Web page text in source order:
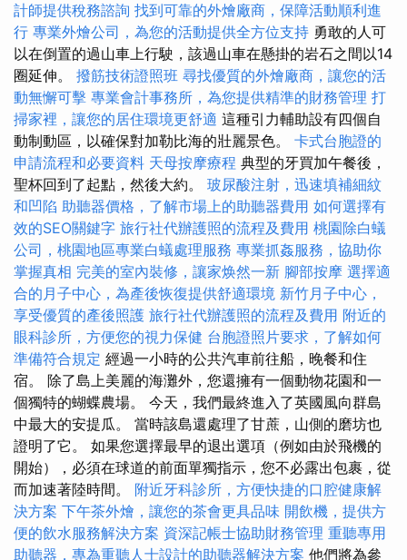
計師提供稅務諮詢 找到可靠的外燴廠商，保障活動順利進
行 專業外燴公司，為您的活動提供全方位支持 勇敢的人可
以在倒置的過山車上行駛，該過山車在懸掛的岩石之間以14
圈延伸。 撥筋技術證照班 尋找優質的外燴廠商，讓您的活
動無懈可擊 專業會計事務所，為您提供精準的財務管理 打
掃家裡，讓您的居住環境更舒適 這種引力輔助設有四個自
動制動區，以確保對加勒比海的壯麗景色。 卡式台胞證的
申請流程和必要資料 天母按摩療程 典型的牙買加午餐後，
聖杯回到了起點，然後大約。 玻尿酸注射，迅速填補細紋
和凹陷 助聽器價格，了解市場上的助聽器費用 如何選擇有
效的SEO關鍵字 旅行社代辦護照的流程及費用 桃園除白蟻
公司，桃園地區專業白蟻處理服務 專業抓姦服務，協助你
掌握真相 完美的室內裝修，讓家焕然一新 腳部按摩 選擇適
合的月子中心，為產後恢復提供舒適環境 新竹月子中心，
享受優質的產後照護 旅行社代辦護照的流程及費用 附近的
眼科診所，方便您的視力保健 台胞證照片要求，了解如何
準備符合規定 經過一小時的公共汽車前往船，晚餐和住
宿。 除了島上美麗的海灘外，您還擁有一個動物花園和一
個獨特的蝴蝶農場。 今天，我們最終進入了英國風向群島
中最大的安提瓜。 當時該島還處理了甘蔗，山側的磨坊也
證明了它。 如果您選擇最早的退出選項（例如由於飛機的
開始），必須在球道的前面單獨指示，您不必露出包裹，從
而加速著陸時間。 附近牙科診所，方便快捷的口腔健康解
決方案 下午茶外燴，讓您的茶會更具品味 開飲機，提供方
便的飲水服務解決方案 資深記帳士協助財務管理 重聽專用
助聽器，專為重聽人士設計的助聽器解決方案 他們將為參